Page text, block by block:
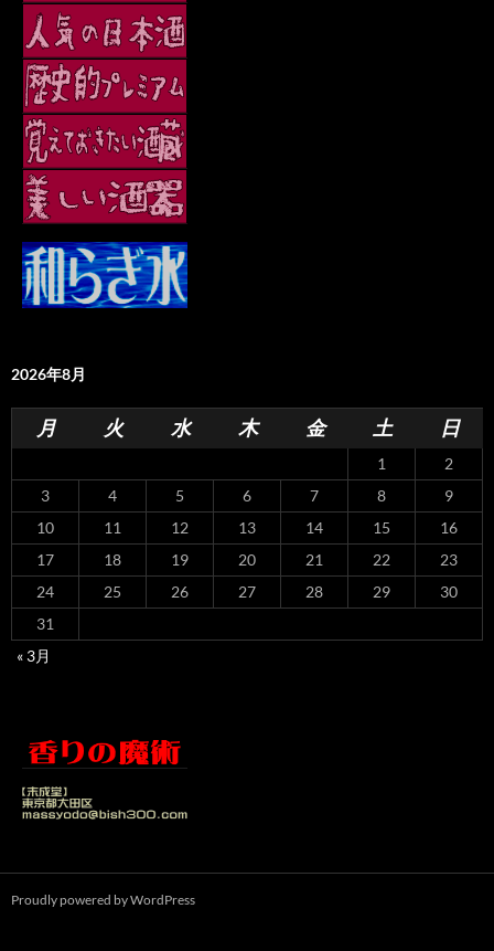
2026年8月
月 火 水 木 金 土 日
1
2
3
4 5 6 7 8
9
10
11 12 13 14 15
16
17
18 19 20 21 22
23
24
25 26 27 28 29
30
31
« 3月
Proudly powered by WordPress